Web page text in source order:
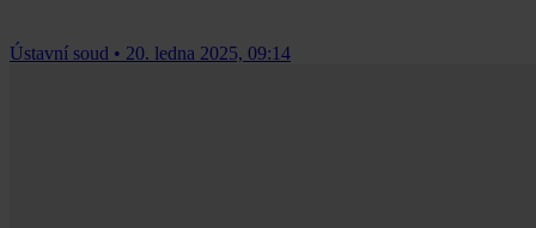
Ústavní soud • 20. ledna 2025, 09:14